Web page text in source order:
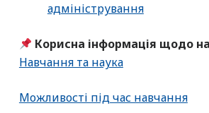
адміністрування
Корисна інформація щодо
Навчання та наука
Можливості під час навчання